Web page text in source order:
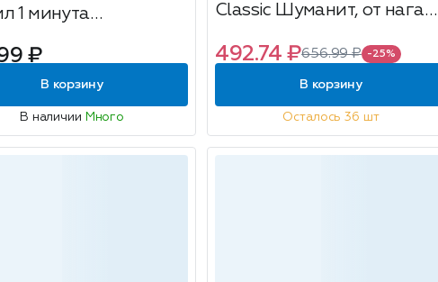
1 минута
₽
В корзину
В наличии Много
Classic Шуманит, от нагара
492.74 ₽656.99 ₽ -25%
В корзину
Осталось 36 шт